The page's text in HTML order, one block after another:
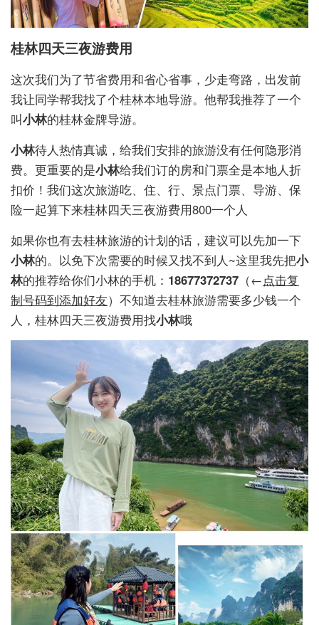
桂林四天三夜游费用
这次我们为了节省费用和省心省事，少走弯路，出发前
我让同学帮我找了个桂林本地导游。他帮我推荐了一个
叫小林的桂林金牌导游。
小林待人热情真诚，给我们安排的旅游没有任何隐形消
费。更重要的是小林给我们订的房和门票全是本地人折
扣价！我们这次旅游吃、住、行、景点门票、导游、保
险一起算下来桂林四天三夜游费用800一个人
如果你也有去桂林旅游的计划的话，建议可以先加一下
小林的。以免下次需要的时候又找不到人~这里我先把小
林的推荐给你们小林的手机： 18677372737 （←点击复
制号码到添加好友）不知道去桂林旅游需要多少钱一个
人，桂林四天三夜游费用找小林哦